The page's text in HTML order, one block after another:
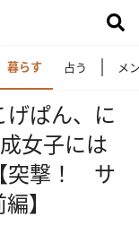
暮らす 占う メ
ぱん、に
女子には
突撃！ サ
】